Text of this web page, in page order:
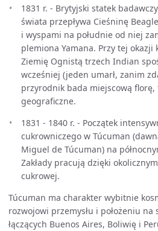
1831 r. - Brytyjski statek
świata przepływa Cieśninę
i wyspami na południe od niej
plemiona Yamana. Przy tej okazji
Ziemię Ognistą trzech Indian
wcześniej (jeden umarł, zanim
przyrodnik bada miejscową
geograficzne.
1831 - 1840 r. - Początek
cukrowniczego w Túcuman
Miguel de Túcuman) na
Zakłady pracują dzięki
cukrowej.
Túcuman ma charakter wybitnie
rozwojowi przemysłu i położeniu
łączących Buenos Aires, Boliwię i